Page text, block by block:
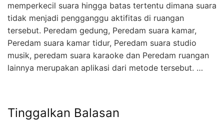
memperkecil suara hingga batas tertentu dimana suara
tidak menjadi pengganggu aktifitas di ruangan
tersebut. Peredam gedung, Peredam suara kamar,
Peredam suara kamar tidur, Peredam suara studio
musik, peredam suara karaoke dan Peredam ruangan
lainnya merupakan aplikasi dari metode tersebut. …
Tinggalkan Balasan